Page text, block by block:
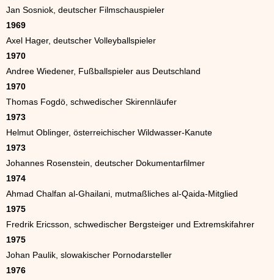
Jan Sosniok, deutscher Filmschauspieler
1969
Axel Hager, deutscher Volleyballspieler
1970
Andree Wiedener, Fußballspieler aus Deutschland
1970
Thomas Fogdö, schwedischer Skirennläufer
1973
Helmut Oblinger, österreichischer Wildwasser-Kanute
1973
Johannes Rosenstein, deutscher Dokumentarfilmer
1974
Ahmad Chalfan al-Ghailani, mutmaßliches al-Qaida-Mitglied
1975
Fredrik Ericsson, schwedischer Bergsteiger und Extremskifahrer
1975
Johan Paulik, slowakischer Pornodarsteller
1976